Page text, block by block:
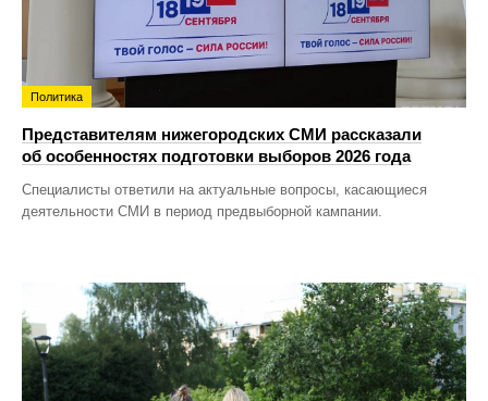
Политика
Представителям нижегородских СМИ рассказали
об особенностях подготовки выборов 2026 года
Специалисты ответили на актуальные вопросы, касающиеся
деятельности СМИ в период предвыборной кампании.